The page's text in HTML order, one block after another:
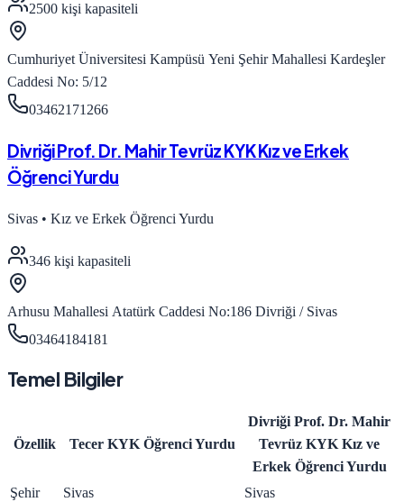
2500 kişi kapasiteli
Cumhuriyet Üniversitesi Kampüsü Yeni Şehir Mahallesi Kardeşler
Caddesi No: 5/12
03462171266
Divriği Prof. Dr. Mahir Tevrüz KYK Kız ve Erkek
Öğrenci Yurdu
Sivas • Kız ve Erkek Öğrenci Yurdu
346 kişi kapasiteli
Arhusu Mahallesi Atatürk Caddesi No:186 Divriği / Sivas
03464184181
Temel Bilgiler
Özellik Tecer KYK Öğrenci Yurdu
Divriği Prof. Dr. Mahir
Tevrüz KYK Kız ve
Erkek Öğrenci Yurdu
Şehir
Sivas Sivas